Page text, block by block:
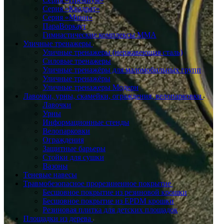
Серия «Квадрат»
Серия «Мини»
ПараВоркаут
Гимнастические комплексы ММА
Уличные тренажеры
Уличные тренажеры (нержавеющая сталь)
Силовые тренажеры
Уличные тренажёры для маломобильных групп
Уличные тренажёры
Уличные тренажеры Модерн
Лавочки, урны, скамейки, ограждения, велопарковки
Лавочки
Урны
Информационные стенды
Велопарковки
Ограждения
Защитные барьеры
Стойки для сушки
Вазоны
Теневые навесы
Травмобезопасное прорезиненное покрытие
Бесшовное покрытие из резиновой крошки
Бесшовное покрытие из EPDM крошки
Резиновая плитка для детских площадок
Площадки из дерева